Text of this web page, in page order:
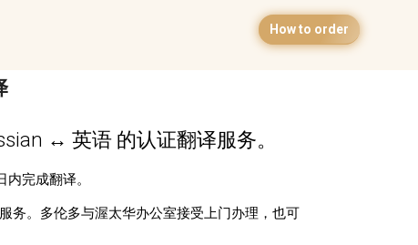
How to order
↔ 英语 的认证翻译服务。
完成翻译。
服务。多伦多与渥太华办公室接受上门办理，也可